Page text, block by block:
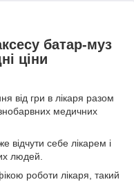
батар-муз
ціни
від гри в лікаря разом
медичних
себе лікарем і
людей.
роботи лікаря, такий